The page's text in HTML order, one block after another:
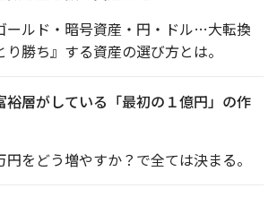
ールド・暗号資産・円・ドル…大転換
勝ち』する資産の選び方とは。
裕層がしている「最初の１億円」の作
円をどう増やすか？で全ては決まる。